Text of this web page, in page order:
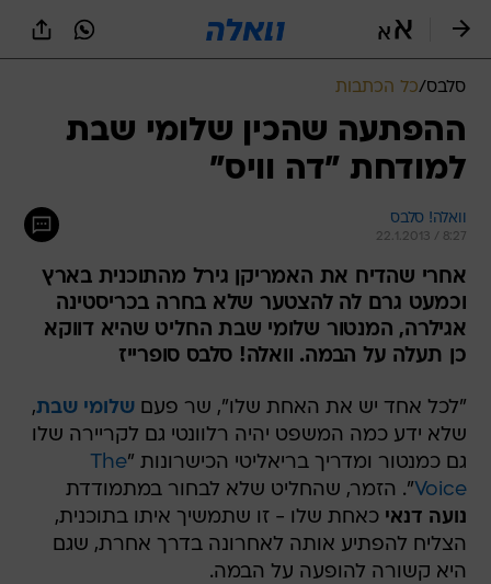
סלבס/כל הכתבות
ההפתעה שהכין שלומי שבת
למודחת "דה וויס"
וואלה! סלבס
22.1.2013 / 8:27
אחרי שהדיח את האמריקן גירל מהתוכנית בארץ
וכמעט גרם לה להצטער שלא בחרה בכריסטינה
אגילרה, המנטור שלומי שבת החליט שהיא דווקא
כן תעלה על הבמה. וואלה! סלבס סופרייז
"לכל אחד יש את האחת שלו", שר פעםשלומי שבת,
שלא ידע כמה המשפט יהיה רלוונטי גם לקריירה שלו
גם כמנטור ומדריך בריאליטי הכישרונות "The
Voice". הזמר, שהחליט שלא לבחור במתמודדת
נועה דנאי כאחת שלו - זו שתמשיך איתו בתוכנית,
הצליח להפתיע אותה לאחרונה בדרך אחרת, שגם
היא קשורה להופעה על הבמה.